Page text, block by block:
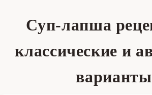
в гастрономическое путешествие. В
найдёте пошаговые рецепты с фото,
прозрачный бульон без мутности,
сорт лапши под тип супа и ускорять
современных техник. Выберите
вдохновит именно сегодня, и
Суп-лапша
классические и
варианты